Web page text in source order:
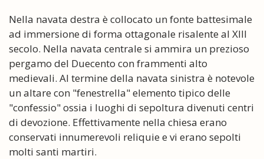
Nella navata destra è collocato un fonte battesimale
ad immersione di forma ottagonale risalente al XIII
secolo. Nella navata centrale si ammira un prezioso
pergamo del Duecento con frammenti alto
medievali. Al termine della navata sinistra è notevole
un altare con "fenestrella" elemento tipico delle
"confessio" ossia i luoghi di sepoltura divenuti centri
di devozione. Effettivamente nella chiesa erano
conservati innumerevoli reliquie e vi erano sepolti
molti santi martiri.